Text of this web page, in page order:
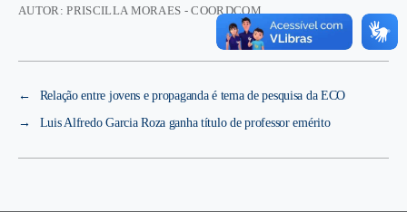
AUTOR: PRISCILLA MORAES - COORDCOM
←
Relação entre jovens e propaganda é tema de pesquisa da ECO
→
Luis Alfredo Garcia Roza ganha título de professor emérito